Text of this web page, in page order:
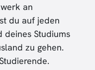
an
du auf jeden
deines Studiums
zu gehen.